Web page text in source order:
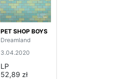
PET SHOP BOYS
Dreamland
3.04.2020
LP
52,89 zł